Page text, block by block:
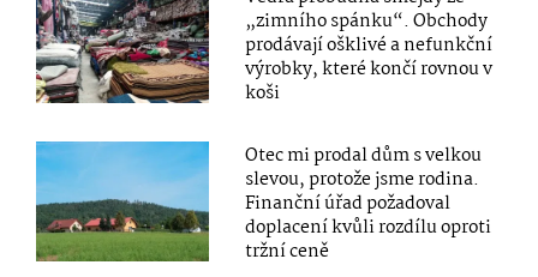
„zimního spánku“. Obchody
prodávají ošklivé a nefunkční
výrobky, které končí rovnou v
koši
Otec mi prodal dům s velkou
slevou, protože jsme rodina.
Finanční úřad požadoval
doplacení kvůli rozdílu oproti
tržní ceně